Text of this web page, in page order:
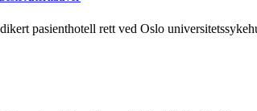
pasienthotell rett ved Oslo